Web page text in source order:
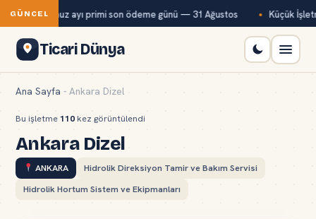
GÜNCEL
Kur temmuz ayı primi son ödeme günü — 31 Ağustos Küçük
Ticari Dünya
Ana Sayfa - Ankara Dizel
Bu işletme110 kez görüntülendi
Ankara Dizel
ANKARA
Hidrolik Direksiyon Tamir ve Bakım Servisi
Hidrolik Hortum Sistem ve Ekipmanları